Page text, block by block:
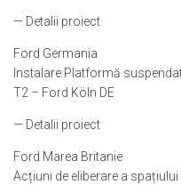
— Detalii proiect
Ford Germania
Instalare Platformă
T2 – Ford Köln DE
— Detalii proiect
Ford Marea Britanie
Acțiuni de eliberare a